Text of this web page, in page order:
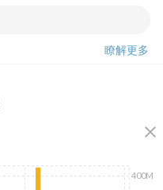
瞭解更多
close
400M